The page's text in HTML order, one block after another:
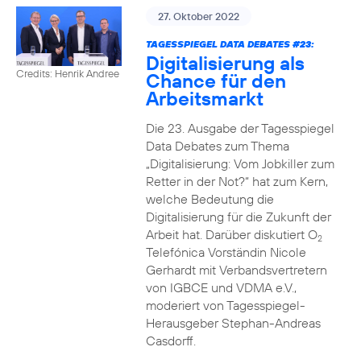
Credits: Henrik Andree
27. Oktober 2022
TAGESSPIEGEL DATA DEBATES #23:
Digitalisierung als
Chance für den
Arbeitsmarkt
Die 23. Ausgabe der Tagesspiegel
Data Debates zum Thema
„Digitalisierung: Vom Jobkiller zum
Retter in der Not?“ hat zum Kern,
welche Bedeutung die
Digitalisierung für die Zukunft der
Arbeit hat. Darüber diskutiert O2
Telefónica Vorständin Nicole
Gerhardt mit Verbandsvertretern
von IGBCE und VDMA e.V.,
moderiert von Tagesspiegel-
Herausgeber Stephan-Andreas
Casdorff.